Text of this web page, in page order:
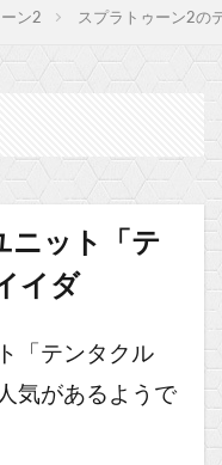
ン2 スプラトゥーン2の
ニット「テ
イダ
「テンタクル
気があるようで